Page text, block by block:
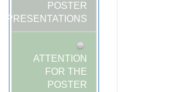
POSTER
PRESENTATIONS!
ATTENTION
FOR THE
POSTER